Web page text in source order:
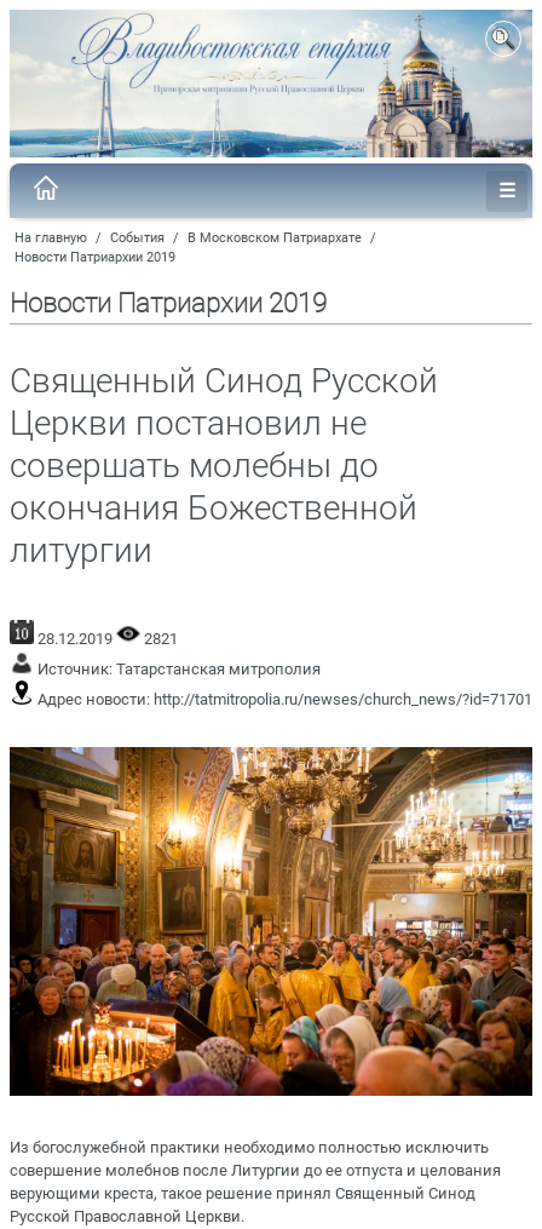
На главную / События / В Московском Патриархате /
Новости Патриархии 2019
Новости Патриархии 2019
Священный Синод Русской
Церкви постановил не
совершать молебны до
окончания Божественной
литургии
28.12.2019
2821
Источник: Татарстанская митрополия
Адрес новости: http://tatmitropolia.ru/newses/church_news/?id=71701
Из богослужебной практики необходимо полностью исключить
совершение молебнов после Литургии до ее отпуста и целования
верующими креста, такое решение принял Священный Синод
Русской Православной Церкви.